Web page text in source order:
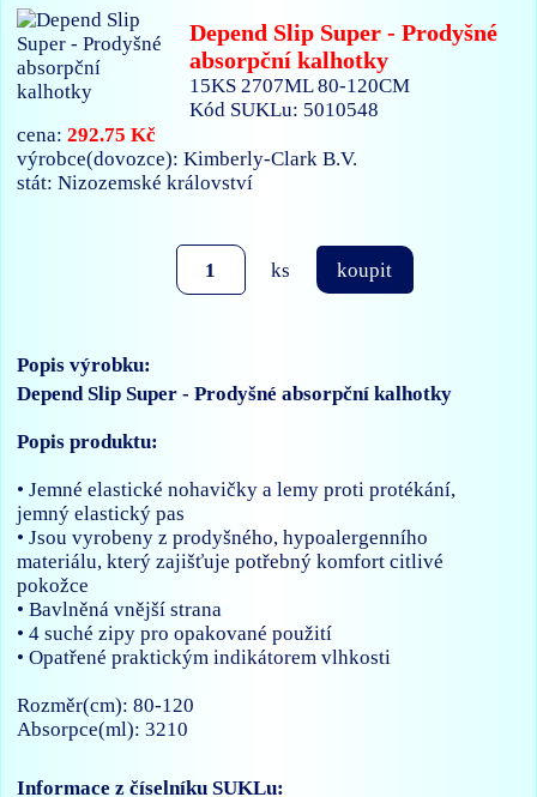
Depend Slip Super - Prodyšné
absorpční kalhotky
15KS 2707ML 80-120CM
Kód SUKLu: 5010548
cena:292.75 Kč
výrobce(dovozce): Kimberly-Clark B.V.
stát: Nizozemské království
ks koupit
Popis výrobku:
Depend Slip Super - Prodyšné absorpční kalhotky
Popis produktu:
• Jemné elastické nohavičky a lemy proti protékání,
jemný elastický pas
• Jsou vyrobeny z prodyšného, hypoalergenního
materiálu, který zajišťuje potřebný komfort citlivé
pokožce
• Bavlněná vnější strana
• 4 suché zipy pro opakované použití
• Opatřené praktickým indikátorem vlhkosti
Rozměr(cm): 80-120
Absorpce(ml): 3210
Informace z číselníku SUKLu: